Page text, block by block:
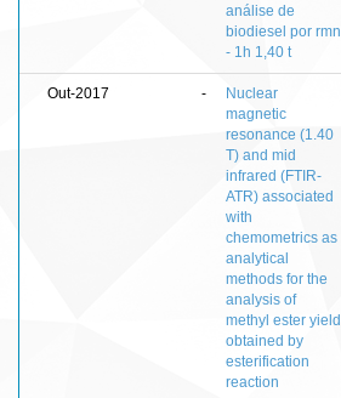
análise de
biodiesel por rmn
- 1h 1,40 t
Out-2017 -
Nuclear
magnetic
resonance (1.40
T) and mid
infrared (FTIR-
ATR) associated
with
chemometrics as
analytical
methods for the
analysis of
methyl ester yield
obtained by
esterification
reaction